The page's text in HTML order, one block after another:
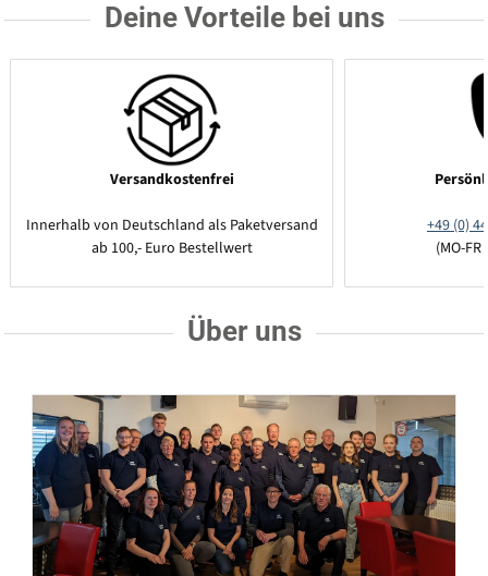
Deine Vorteile bei uns
Versandkostenfrei
Innerhalb von Deutschland als Paketversand
ab 100,- Euro Bestellwert
+49 (0)
(MO-
Über uns